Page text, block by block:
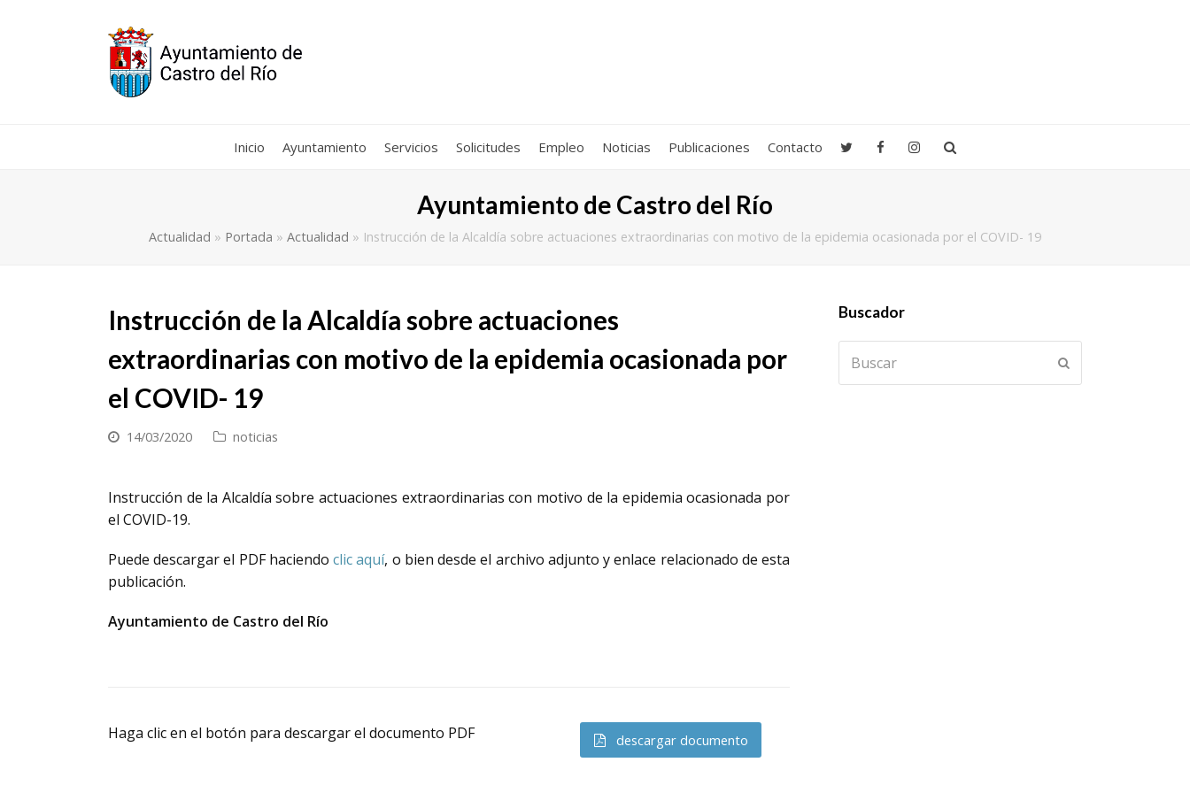
Inicio Ayuntamiento Servicios Solicitudes Empleo Noticias Publicaciones Contacto
Ayuntamiento de Castro del Río
Actualidad » Portada » Actualidad » Instrucción de la Alcaldía sobre actuaciones extraordinarias con motivo de la epidemia ocasionada por el COVID- 19
Instrucción de la Alcaldía sobre actuaciones
extraordinarias con motivo de la epidemia ocasionada por
el COVID- 19
14/03/2020 noticias
Instrucción de la Alcaldía sobre actuaciones extraordinarias con motivo de la epidemia ocasionada por
el COVID-19.
Puede descargar el PDF haciendoclic aquí, o bien desde el archivo adjunto y enlace relacionado de esta
publicación.
Ayuntamiento de Castro del Río
Haga clic en el botón para descargar el documento PDF descargar documento
Buscador